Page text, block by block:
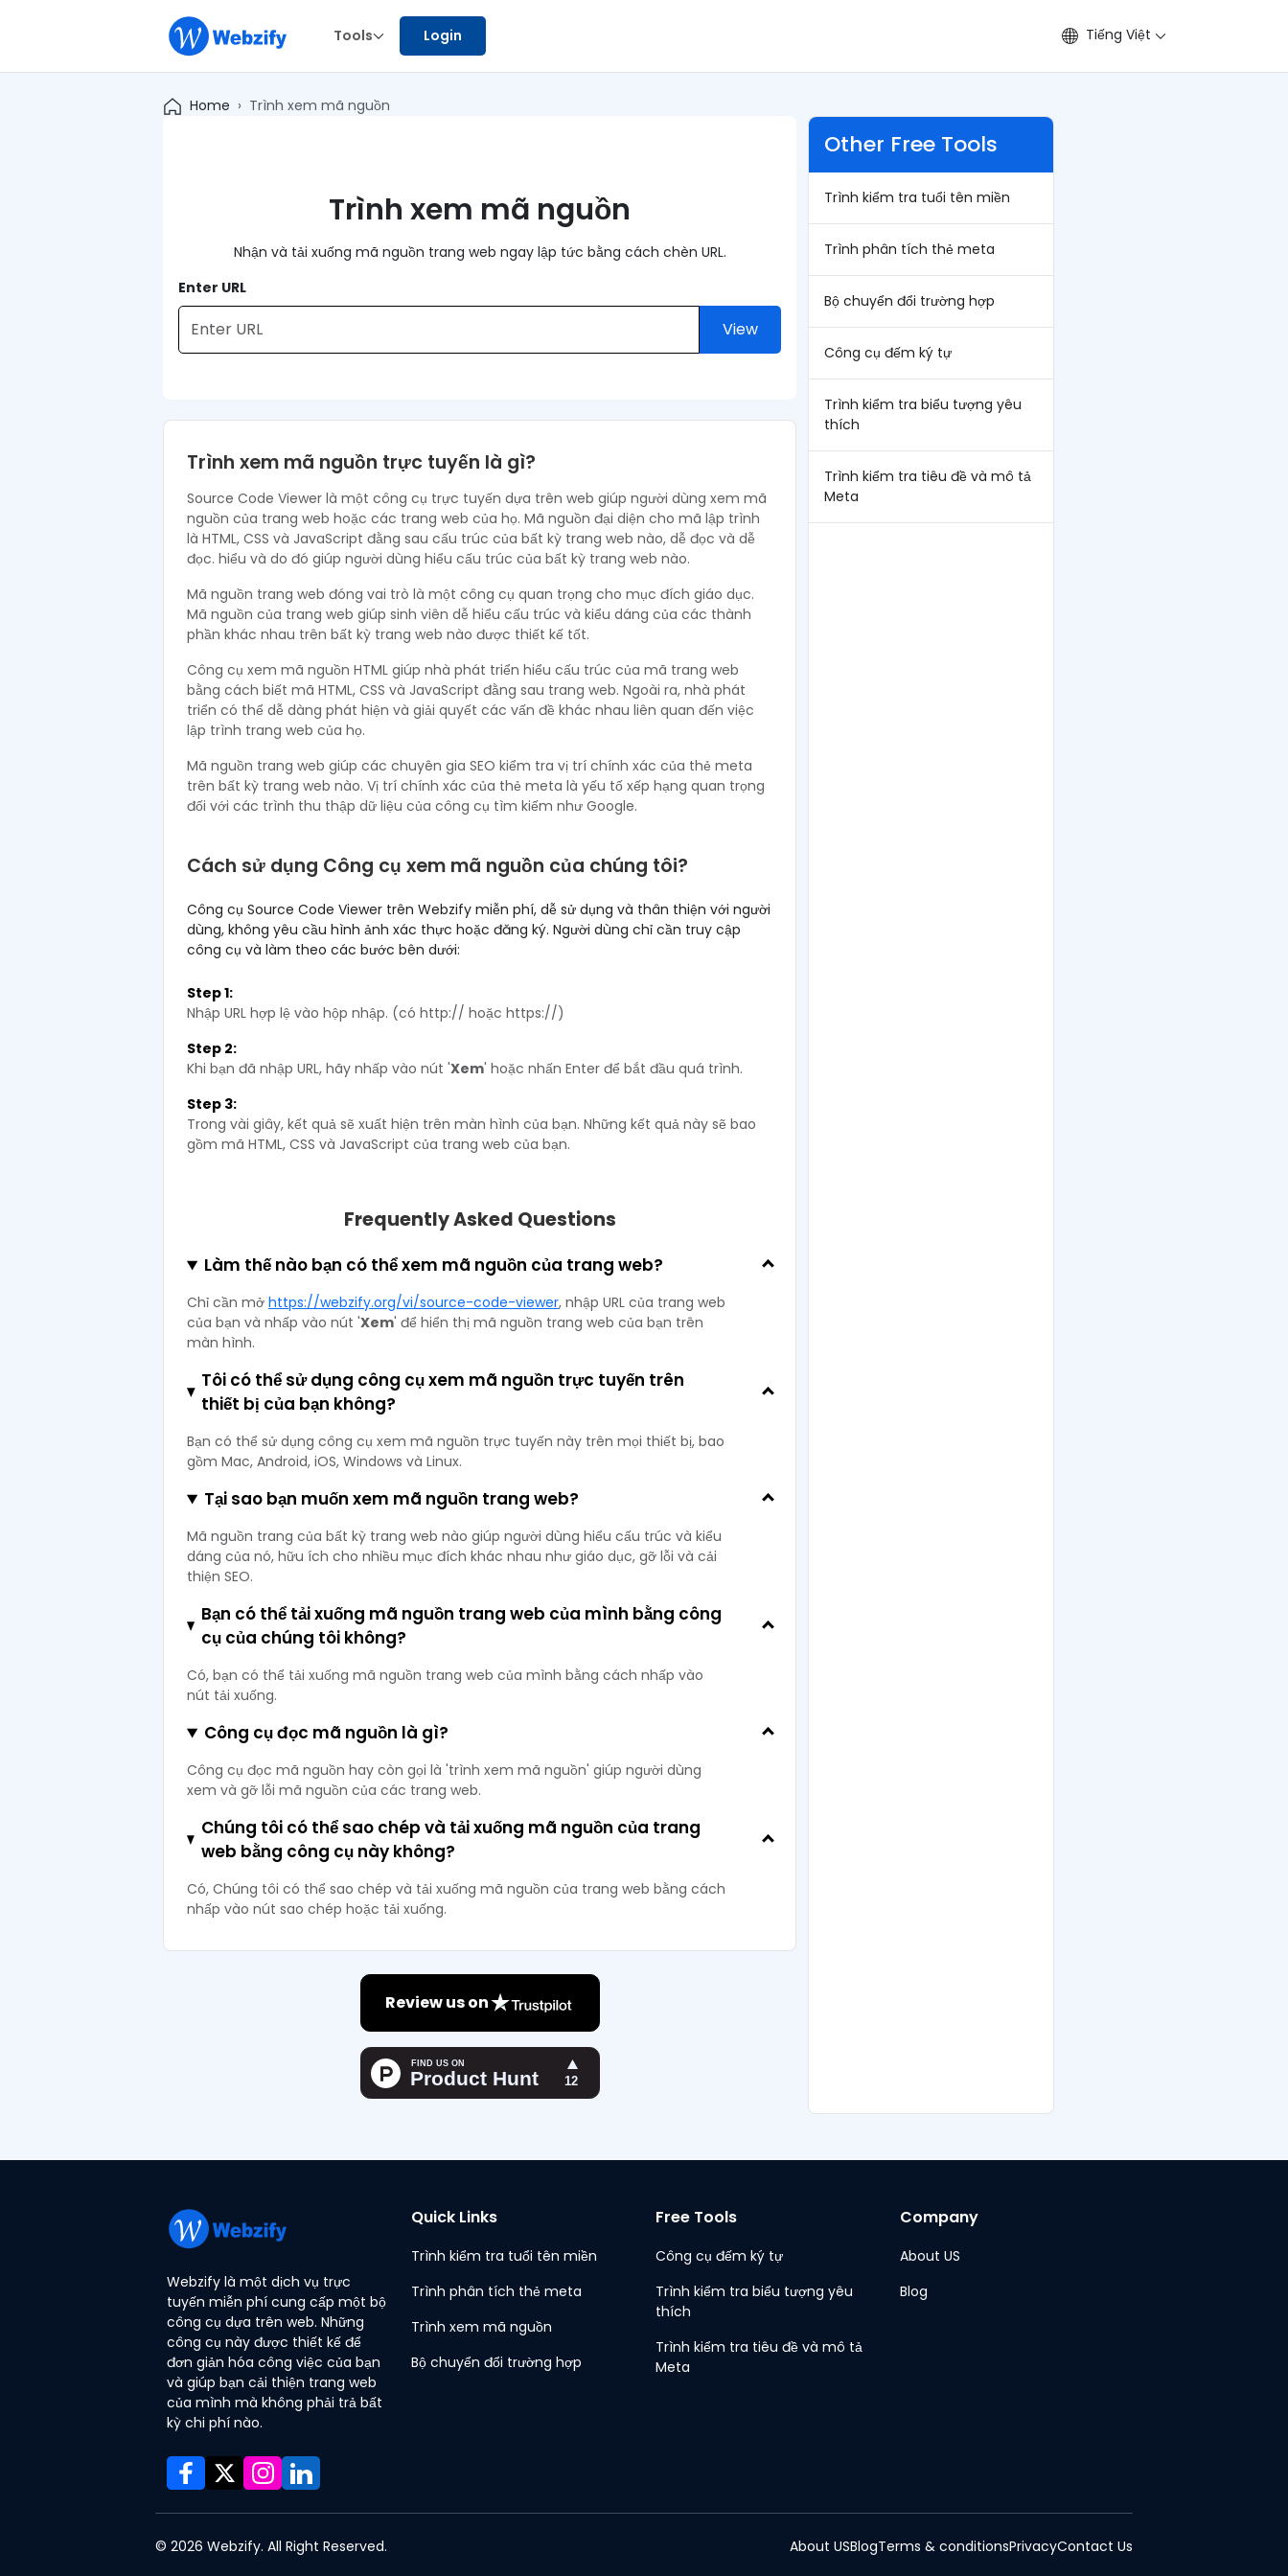
Tools Login Tiếng Việt
Home Trình xem mã nguồn
Trình xem mã nguồn
Nhận và tải xuống mã nguồn trang web ngay lập tức bằng cách chèn URL.
Enter URL
View
Trình xem mã nguồn trực tuyến là gì?
Source Code Viewer là một công cụ trực tuyến dựa trên web giúp người dùng xem mã
nguồn của trang web hoặc các trang web của họ. Mã nguồn đại diện cho mã lập trình
là HTML, CSS và JavaScript đằng sau cấu trúc của bất kỳ trang web nào, dễ đọc và dễ
đọc. hiểu và do đó giúp người dùng hiểu cấu trúc của bất kỳ trang web nào.
Mã nguồn trang web đóng vai trò là một công cụ quan trọng cho mục đích giáo dục.
Mã nguồn của trang web giúp sinh viên dễ hiểu cấu trúc và kiểu dáng của các thành
phần khác nhau trên bất kỳ trang web nào được thiết kế tốt.
Công cụ xem mã nguồn HTML giúp nhà phát triển hiểu cấu trúc của mã trang web
bằng cách biết mã HTML, CSS và JavaScript đằng sau trang web. Ngoài ra, nhà phát
triển có thể dễ dàng phát hiện và giải quyết các vấn đề khác nhau liên quan đến việc
lập trình trang web của họ.
Mã nguồn trang web giúp các chuyên gia SEO kiểm tra vị trí chính xác của thẻ meta
trên bất kỳ trang web nào. Vị trí chính xác của thẻ meta là yếu tố xếp hạng quan trọng
đối với các trình thu thập dữ liệu của công cụ tìm kiếm như Google.
Cách sử dụng Công cụ xem mã nguồn của chúng tôi?
Công cụ Source Code Viewer trên Webzify miễn phí, dễ sử dụng và thân thiện với người
dùng, không yêu cầu hình ảnh xác thực hoặc đăng ký. Người dùng chỉ cần truy cập
công cụ và làm theo các bước bên dưới:
Step 1:
Nhập URL hợp lệ vào hộp nhập. (có http:// hoặc https://)
Step 2:
Khi bạn đã nhập URL, hãy nhấp vào nút 'Xem' hoặc nhấn Enter để bắt đầu quá trình.
Step 3:
Trong vài giây, kết quả sẽ xuất hiện trên màn hình của bạn. Những kết quả này sẽ bao
gồm mã HTML, CSS và JavaScript của trang web của bạn.
Frequently Asked Questions
Làm thế nào bạn có thể xem mã nguồn của trang web?
Chỉ cần mở https://webzify.org/vi/source-code-viewer, nhập URL của trang web
của bạn và nhấp vào nút 'Xem' để hiển thị mã nguồn trang web của bạn trên
màn hình.
Tôi có thể sử dụng công cụ xem mã nguồn trực tuyến trên
thiết bị của bạn không?
Bạn có thể sử dụng công cụ xem mã nguồn trực tuyến này trên mọi thiết bị, bao
gồm Mac, Android, iOS, Windows và Linux.
Tại sao bạn muốn xem mã nguồn trang web?
Mã nguồn trang của bất kỳ trang web nào giúp người dùng hiểu cấu trúc và kiểu
dáng của nó, hữu ích cho nhiều mục đích khác nhau như giáo dục, gỡ lỗi và cải
thiện SEO.
Bạn có thể tải xuống mã nguồn trang web của mình bằng công
cụ của chúng tôi không?
Có, bạn có thể tải xuống mã nguồn trang web của mình bằng cách nhấp vào
nút tải xuống.
Công cụ đọc mã nguồn là gì?
Công cụ đọc mã nguồn hay còn gọi là 'trình xem mã nguồn' giúp người dùng
xem và gỡ lỗi mã nguồn của các trang web.
Chúng tôi có thể sao chép và tải xuống mã nguồn của trang
web bằng công cụ này không?
Có, Chúng tôi có thể sao chép và tải xuống mã nguồn của trang web bằng cách
nhấp vào nút sao chép hoặc tải xuống.
Review us on
Other Free Tools
Trình kiểm tra tuổi tên miền
Trình phân tích thẻ meta
Bộ chuyển đổi trường hợp
Công cụ đếm ký tự
Trình kiểm tra biểu tượng yêu
thích
Trình kiểm tra tiêu đề và mô tả
Meta
Webzify là một dịch vụ trực
tuyến miễn phí cung cấp một bộ
công cụ dựa trên web. Những
công cụ này được thiết kế để
đơn giản hóa công việc của bạn
và giúp bạn cải thiện trang web
của mình mà không phải trả bất
kỳ chi phí nào.
Quick Links
Trình kiểm tra tuổi tên miền
Trình phân tích thẻ meta
Trình xem mã nguồn
Bộ chuyển đổi trường hợp
Free Tools
Công cụ đếm ký tự
Trình kiểm tra biểu tượng yêu
thích
Trình kiểm tra tiêu đề và mô tả
Meta
Company
About US
Blog
© 2026 Webzify. All Right Reserved. About USBlogTerms & conditionsPrivacyContact Us